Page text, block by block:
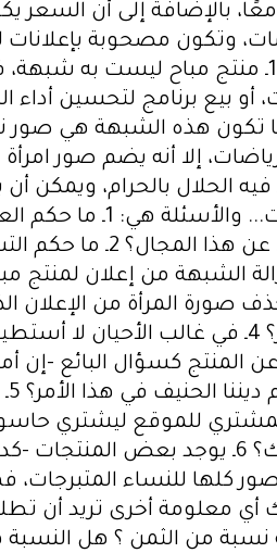
معًا، بالإضافة إلى أن
وتكون مصحوبة بإعلانات
كالتالي: 1ـ منتج مباح ليست
الحلال بالحرام، ويمكن
بالعملات...
الشبهة من إعلان لمنتج
صورة المرأة من
هذا جائز؟ 4ـ في غالب
المنتج كسؤال البائع -إن
للموقع ليشتري
حكم ذلك؟ 6ـ يوجد بعض
كلها للنساء
أي معلومة أخرى تريد أن